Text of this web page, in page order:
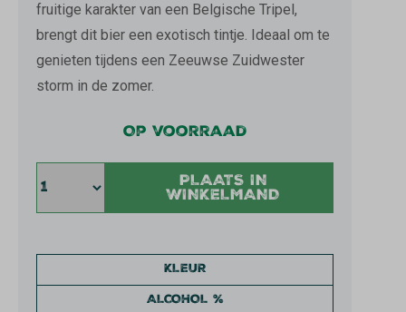
fruitige karakter van een Belgische Tripel,
brengt dit bier een exotisch tintje. Ideaal om te
genieten tijdens een Zeeuwse Zuidwester
storm in de zomer.
KLEUR
ALCOHOL %
Op voorraad
PLAATS IN
WINKELMAND